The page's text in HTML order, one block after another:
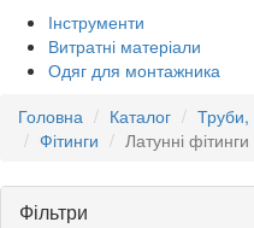
Інструменти
Витратні матеріали
Одяг для монтажника
Головна
Каталог
Труби,
Фітинги
Латунні фітинги
Фільтри